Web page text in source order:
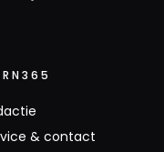
wordt er bij
een teveel aan
maatregelen komen
FIA motoren bouwen
RN365
& contact